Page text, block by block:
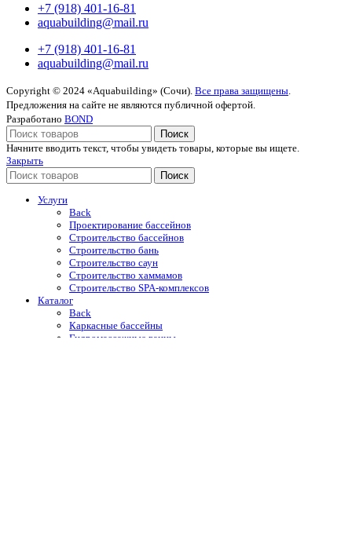
+7 (918) 401-16-81
aquabuilding@mail.ru
+7 (918) 401-16-81
aquabuilding@mail.ru
Copyright © 2024 «Aquabuilding» (Сочи). Все права защищены
Предложения на сайте не являются публичной офертой.
Разработано BOND
Поиск
Начните вводить текст, чтобы увидеть товары, которые вы ищете.
Закрыть
Поиск
Услуги
Back
Проектирование бассейнов
Строительство бассейнов
Строительство бань
Строительство саун
Строительство хаммамов
Строительство SPA-комплексов
Каталог
Back
Каркасные бассейны
Гидромассажные ванны